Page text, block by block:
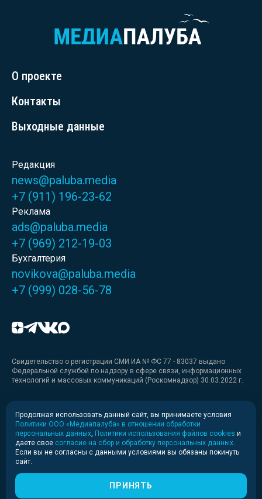
О проекте
Контакты
Выходные данные
Редакция
news@paluba.media
+7 (911) 196-23-62
Реклама
ads@paluba.media
+7 (969) 212-19-03
Бухгалтерия
novikova@paluba.media
+7 (999) 028-56-78
Свидетельство о регистрации СМИ ИА № ФС 77 - 83037 выдано
Федеральной службой по надзору в сфере связи, информационных
технологий и массовых коммуникаций (Роскомнадзор) 30.03.2022 г.
Медиакит
Медиакит для печати
Политика конфиденциальности
© 2020-2026 Информационное агентство «Медиапалуба»
Продолжая использовать данный сайт, вы принимаете условия
Политики ООО «Медиапалуба» в отношении обработки
персональных данных Политики использования файлов cookies и
даете свое согласие на сбор и обработку персональных данных
Если вы не согласны с данными условиями вы обязаны покинуть
сайт.
ПРИНЯТЬ